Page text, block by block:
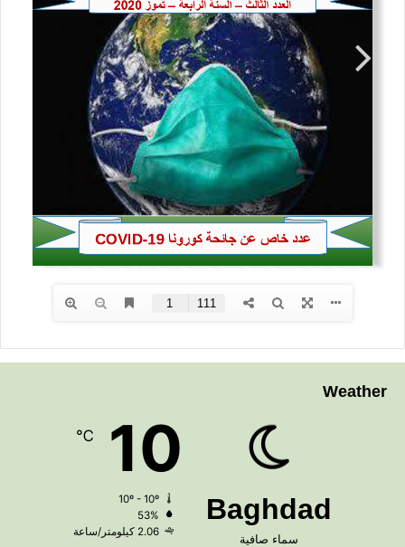
Weather
Baghdad
سماء صافية
10
℃
53%
2.06 كيلومتر/ساعة